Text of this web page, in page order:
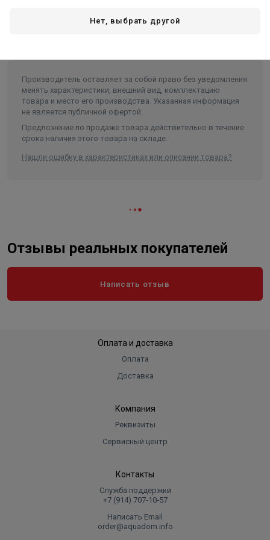
Производитель оставляет за собой право без уведомления
менять характеристики, внешний вид, комплектацию
товара и место его производства. Указанная информация
не является публичной офертой.
Предложение по продаже товара действительно в течение
срока наличия этого товара на складе.
Нашли ошибку в характеристиках или описании товара?
Отзывы реальных покупателей
Написать отзыв
Оплата и доставка
Оплата
Доставка
Компания
Реквизиты
Сервисный центр
Контакты
Служба поддержки
+7 (914) 707‑10‑57
Написать Email
order@aquadom.info
Нет, выбрать другой